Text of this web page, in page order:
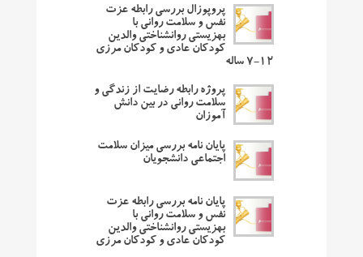
پروپوزال بررسی رابطه عزت
نفس و سلامت روانی با
بهزیستی روانشناختی والدین
کودکان عادی و کودکان مرزی
۱۲-۷ ساله
پروژه رابطه رضایت از زندگی و
سلامت روانی در بین دانش
آموزان
پایان نامه بررسی میزان سلامت
اجتماعی دانشجویان
پایان نامه بررسی رابطه عزت
نفس و سلامت روانی با
بهزیستی روانشناختی والدین
کودکان عادی و کودکان مرزی